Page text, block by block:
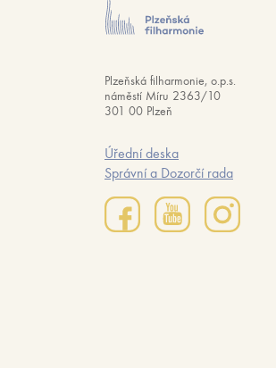
Plzeňská filharmonie, o.p.s.
náměstí Míru 2363/10
301 00 Plzeň
Úřední deska
Správní a Dozorčí rada